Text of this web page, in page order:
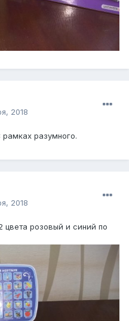
2018
разумного.
2018
цвета розовый и синий по